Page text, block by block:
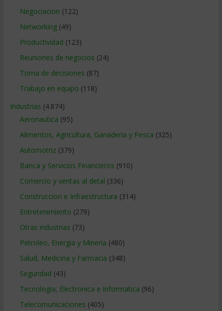
Negociacion (122)
Networking(49)
Productividad (123)
Reuniones de negocios (24)
Toma de decisiones (87)
Trabajo en equipo (118)
Industrias (4.874)
Aeronautica (95)
Alimentos, Agricultura, Ganaderia y Pesca (325)
Automotriz(379)
Banca y Servicios Financieros (910)
Comercio y ventas al detal (336)
Construccion e Infraestructura (314)
Entretenimiento (279)
Otras industrias (73)
Petroleo, Energia y Mineria (480)
Salud, Medicina y Farmacia (348)
Seguridad (43)
Tecnologia, Electronica e Informatica (96)
Telecomunicaciones (405)